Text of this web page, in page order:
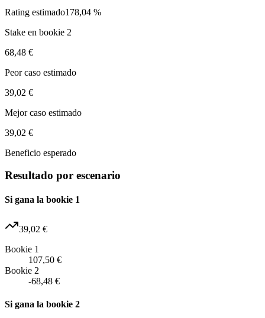
Rating estimado178,04 %
Stake en bookie 2
68,48 €
Peor caso estimado
39,02 €
Mejor caso estimado
39,02 €
Beneficio esperado
Resultado por escenario
Si gana la bookie 1
39,02 €
Bookie 1
107,50 €
Bookie 2
-68,48 €
Si gana la bookie 2